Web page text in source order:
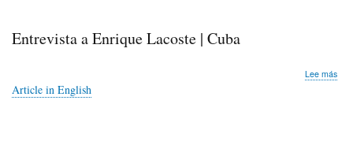
Entrevista a Enrique Lacoste | Cuba
Lee más
Article in English